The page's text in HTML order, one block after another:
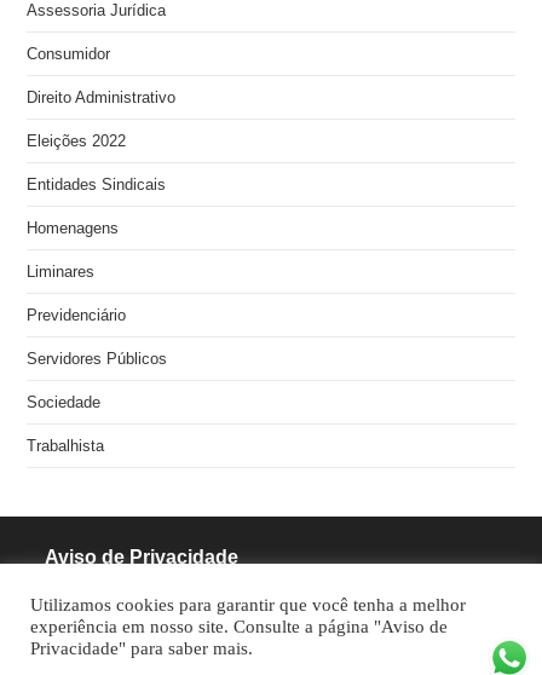
Assessoria Jurídica
Consumidor
Direito Administrativo
Eleições 2022
Entidades Sindicais
Homenagens
Liminares
Previdenciário
Servidores Públicos
Sociedade
Trabalhista
Aviso de Privacidade
RODRIGUES PINHEIRO ADVOCACIA S/S
Utilizamos cookies para garantir que você tenha a melhor
experiência em nosso site. Consulte a página "Aviso de
Privacidade" para saber mais.